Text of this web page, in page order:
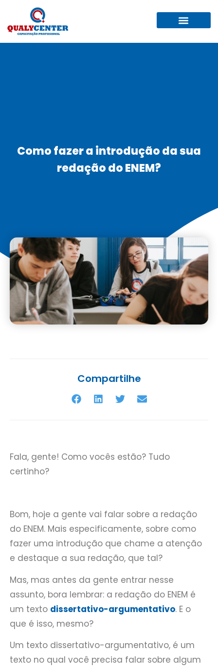
Como fazer a introdução da sua
redação do ENEM?
Compartilhe
Fala, gente! Como vocês estão? Tudo
certinho?
Bom, hoje a gente vai falar sobre a redação
do ENEM. Mais especificamente, sobre como
fazer uma introdução que chame a atenção
e destaque a sua redação, que tal?
Mas, mas antes da gente entrar nesse
assunto, bora lembrar: a redação do ENEM é
um texto dissertativo-argumentativo. E o
que é isso, mesmo?
Um texto dissertativo-argumentativo, é um
texto no qual você precisa falar sobre algum